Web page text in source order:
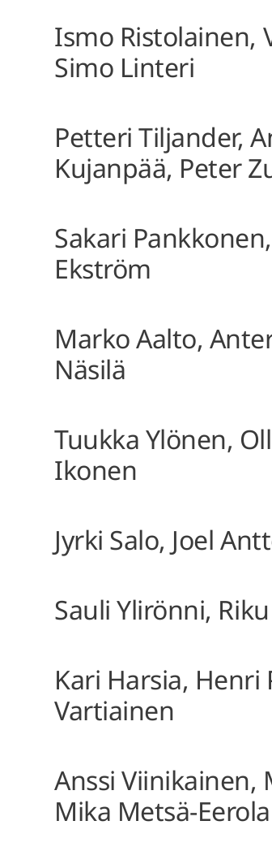
Ismo Ristolainen,
Simo Linteri
Petteri Tiljander,
Kujanpää, Peter
Sakari
Ekström
Marko Aalto,
Näsilä
Tuukka Ylönen,
Ikonen
Jyrki Salo, Joel
Sauli Ylirönni,
Kari Harsia, Henri
Vartiainen
Anssi Viinikainen,
Mika Metsä-Eerola